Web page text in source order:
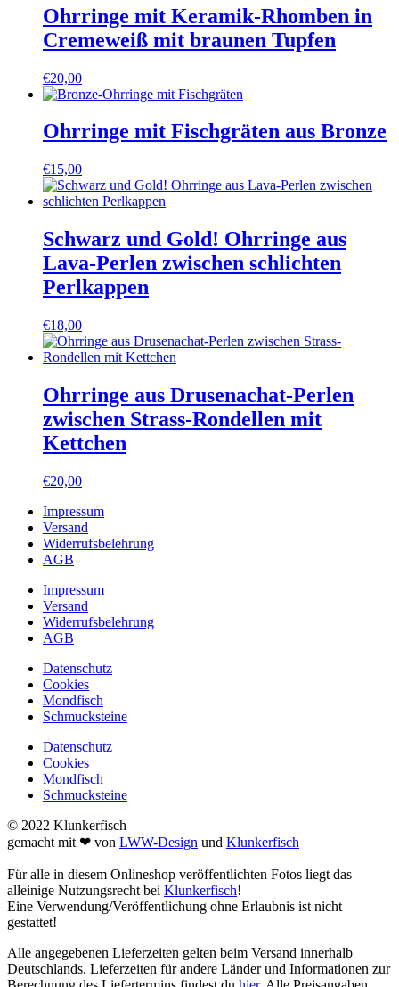
Ohrringe mit Keramik-Rhomben in
Cremeweiß mit braunen Tupfen
€20,00
Ohrringe mit Fischgräten aus Bronze
€15,00
Schwarz und Gold! Ohrringe aus
Lava-Perlen zwischen schlichten
Perlkappen
€18,00
Ohrringe aus Drusenachat-Perlen
zwischen Strass-Rondellen mit
Kettchen
€20,00
Impressum
Versand
Widerrufsbelehrung
AGB
Impressum
Versand
Widerrufsbelehrung
AGB
Datenschutz
Cookies
Mondfisch
Schmucksteine
Datenschutz
Cookies
Mondfisch
Schmucksteine
© 2022 Klunkerfisch
gemacht mit ❤ von LWW-Design und Klunkerfisch
Für alle in diesem Onlineshop veröffentlichten Fotos liegt das
alleinige Nutzungsrecht bei Klunkerfisch!
Eine Verwendung/Veröffentlichung ohne Erlaubnis ist nicht
gestattet!
Alle angegebenen Lieferzeiten gelten beim Versand innerhalb
Deutschlands. Lieferzeiten für andere Länder und Informationen zur